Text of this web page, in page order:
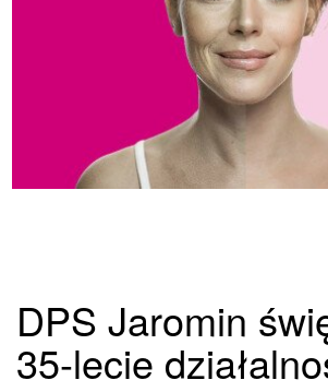
DPS Jaromin
35-lecie